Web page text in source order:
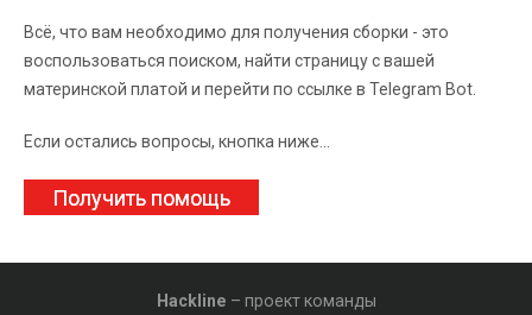
Всё, что вам необходимо для получения сборки - это
воспользоваться поиском, найти страницу с вашей
материнской платой и перейти по ссылке в Telegram Bot.
Если остались вопросы, кнопка ниже...
Получить помощь
Hackline – проект команды